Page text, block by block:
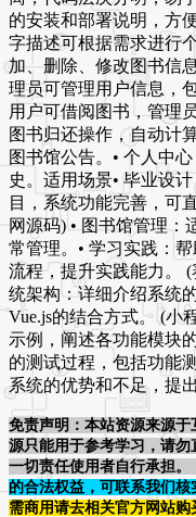
的安装和部署说明，方
字描述可根据需求进行
加、删除、修改图书信
理员可管理用户信息，
用户可借阅图书，管理
图书归还操作，自动计
图书馆公告。• 个人中
史。适用场景• 毕业设
目，系统功能完善，可
网源码) • 图书馆管理：
常管理。• 学习实践：
流程，提升实践能力。
统架构：详细介绍系统
Vue.js的结合方式。 (小
示例，阐述各功能模块
的测试过程，包括功能
系统的优势和不足，提
免责声明：本站资源来源
源只能用于参考学习，请勿
一切责任使用者自行承担。
的合法权益，可联系我们核
需商用请去相关官方网站购